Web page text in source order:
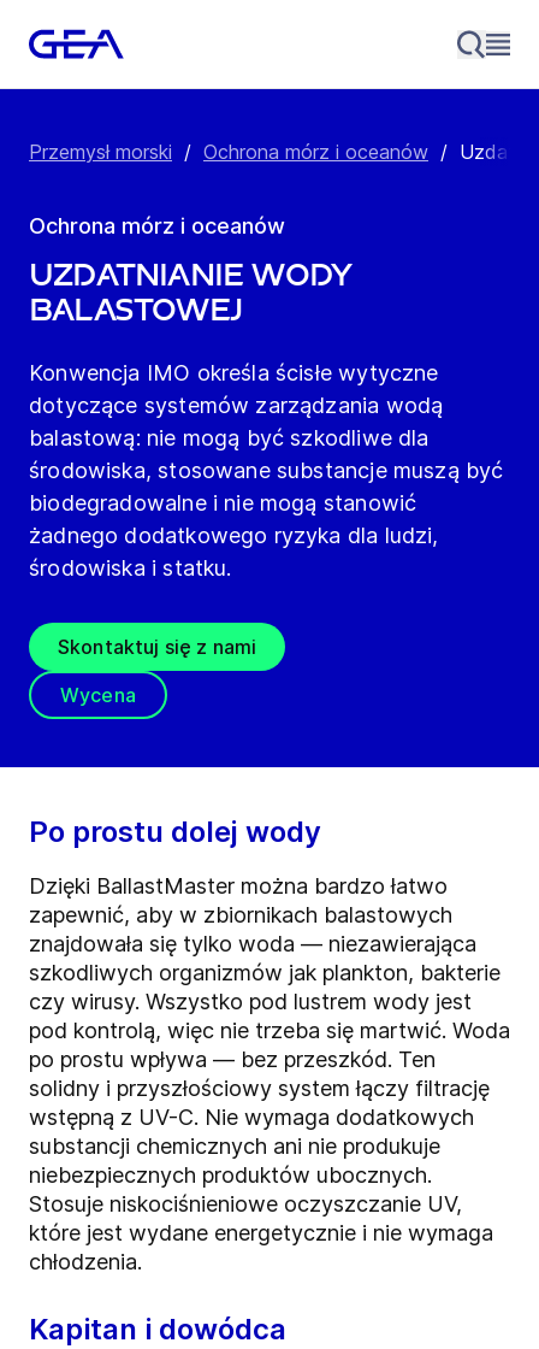
Przemysł morski / Ochrona mórz i oceanów /
Ochrona mórz i oceanów
Uzdatnianie wody
balastowej
Konwencja IMO określa ścisłe wytyczne
dotyczące systemów zarządzania wodą
balastową: nie mogą być szkodliwe dla
środowiska, stosowane substancje muszą być
biodegradowalne i nie mogą stanowić
żadnego dodatkowego ryzyka dla ludzi,
środowiska i statku.
Skontaktuj się z nami
Wycena
Po prostu dolej wody
Dzięki BallastMaster można bardzo łatwo
zapewnić, aby w zbiornikach balastowych
znajdowała się tylko woda — niezawierająca
szkodliwych organizmów jak plankton, bakterie
czy wirusy. Wszystko pod lustrem wody jest
pod kontrolą, więc nie trzeba się martwić. Woda
po prostu wpływa — bez przeszkód. Ten
solidny i przyszłościowy system łączy filtrację
wstępną z UV-C. Nie wymaga dodatkowych
substancji chemicznych ani nie produkuje
niebezpiecznych produktów ubocznych.
Stosuje niskociśnieniowe oczyszczanie UV,
które jest wydane energetycznie i nie wymaga
chłodzenia.
Kapitan i dowódca